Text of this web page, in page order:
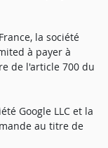
la société
à payer à
de l'article 700 du
Google LLC et la
au titre de